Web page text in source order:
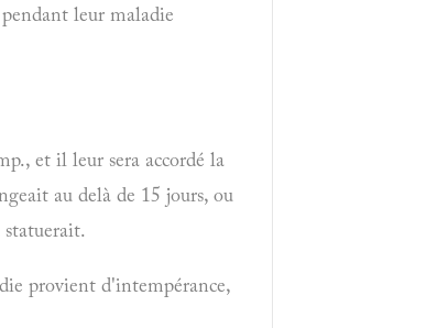
leur maladie
et il leur sera accordé la
au delà de 15 jours, ou
provient d'intempérance,